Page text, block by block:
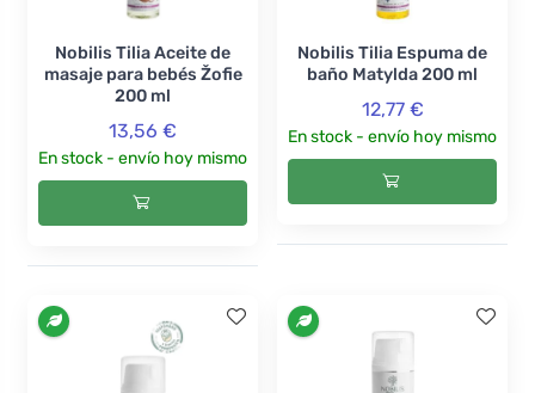
Nobilis Tilia Aceite de
masaje para bebés Žofie
200 ml
13,56 €
En stock - envío hoy mismo
Nobilis Tilia Espuma de
baño Matylda 200 ml
12,77 €
En stock - envío hoy mismo